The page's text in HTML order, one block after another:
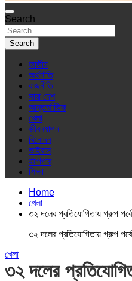
Search
Search
জাতীয়
অর্থনীতি
রাজনীতি
সারা দেশ
আন্তর্জাতিক
খেলা
জীবনযাপন
বিনোদন
ভাইরাস
ইপেপার
শিক্ষা
Home
খেলা
৩২ দলের প্রতিযোগিতায় গ্রুপ
৩২ দলের প্রতিযোগিতায় গ্রুপ
খেলা
৩২ দলের